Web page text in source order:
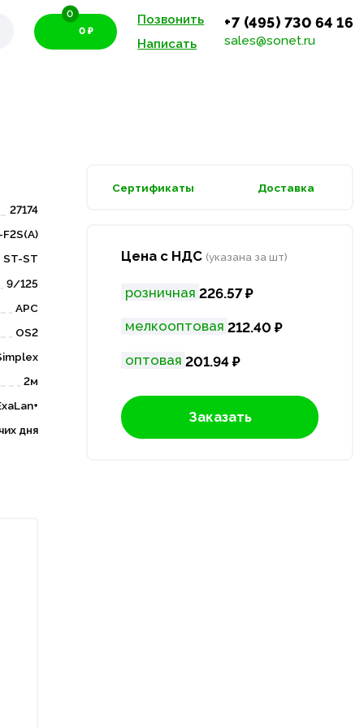
0 ₽
0
Позвонить
Написать
+7 (495) 730 64 16
sales@sonet.ru
27174
F2S(А)
ST-ST
9/125
APC
OS2
2м
дня
Сертификаты Доставка
Цена с НДС (указана за шт)
розничная 226.57 ₽
мелкооптовая 212.40 ₽
оптовая 201.94 ₽
Заказать